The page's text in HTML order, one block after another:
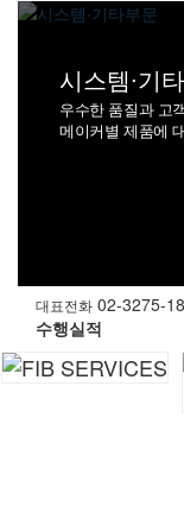
시스템∙기
우수한 품질과 고
메이커별 제품에
대표전화 02-3275-
수행실적